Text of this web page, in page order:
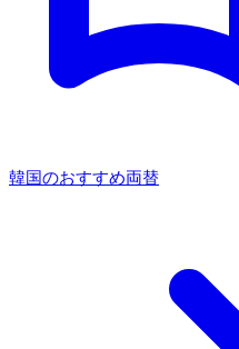
韓国のおすすめ両替